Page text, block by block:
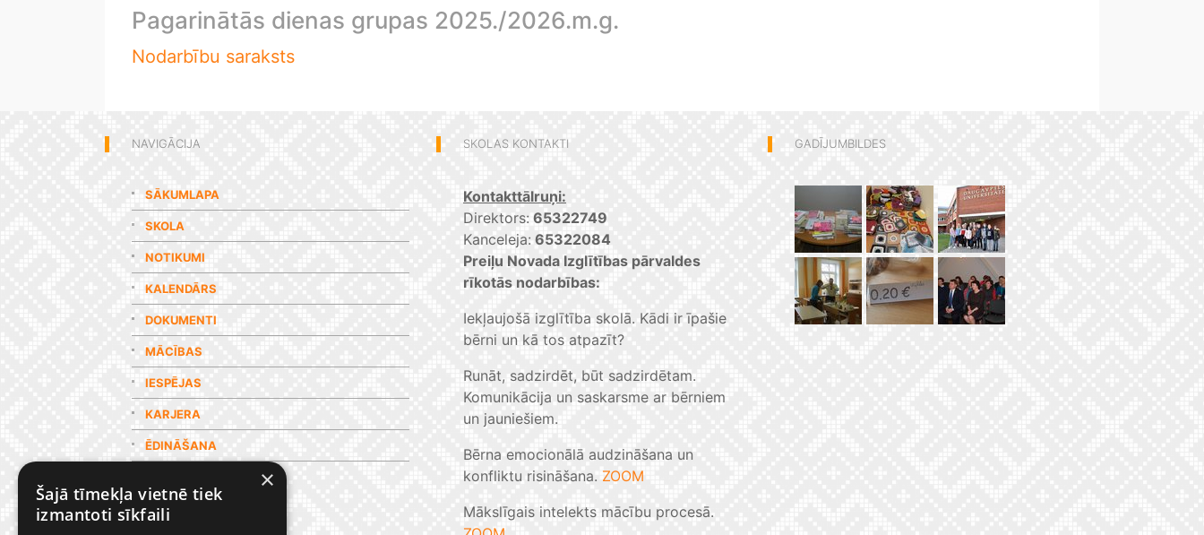
Pagarinātās dienas grupas 2025./2026.m.g.
Nodarbību saraksts
NAVIGĀCIJA
SĀKUMLAPA
SKOLA
NOTIKUMI
KALENDĀRS
DOKUMENTI
MĀCĪBAS
IESPĒJAS
KARJERA
ĒDINĀŠANA
SKOLAS KONTAKTI
Kontakttālruņi:
Direktors: 65322749
Kanceleja: 65322084
Preiļu Novada Izglītības pārvaldes
rīkotās nodarbības:
Iekļaujošā izglītība skolā. Kādi ir īpašie
bērni un kā tos atpazīt?
Runāt, sadzirdēt, būt sadzirdētam.
Komunikācija un saskarsme ar bērniem
un jauniešiem.
Bērna emocionālā audzināšana un
konfliktu risināšana. ZOOM
Mākslīgais intelekts mācību procesā.
GADĪJUMBILDES
×
Šajā tīmekļa vietnē tiek
izmantoti sīkfaili